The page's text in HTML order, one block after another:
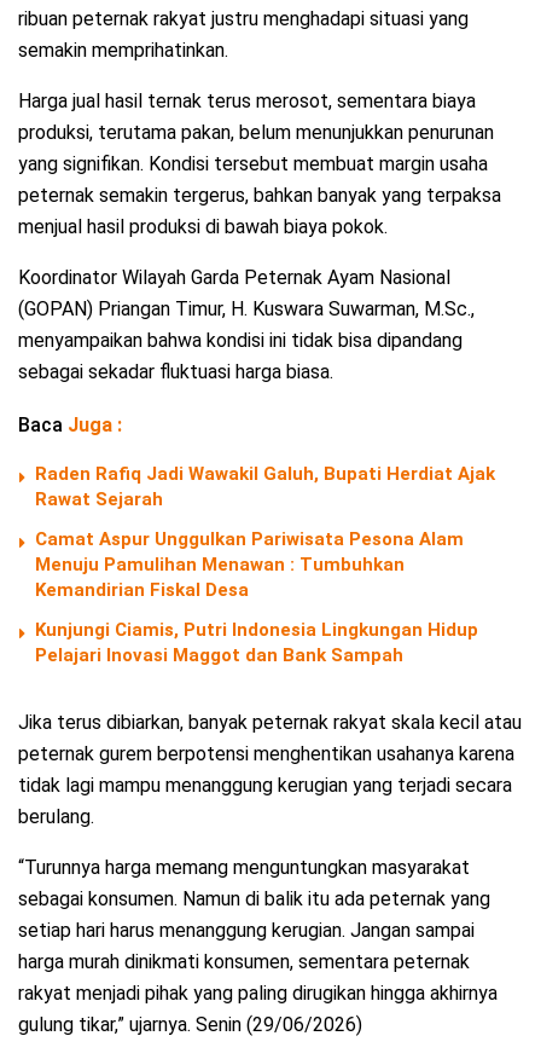
ribuan peternak rakyat justru menghadapi situasi yang
semakin memprihatinkan.
Harga jual hasil ternak terus merosot, sementara biaya
produksi, terutama pakan, belum menunjukkan penurunan
yang signifikan. Kondisi tersebut membuat margin usaha
peternak semakin tergerus, bahkan banyak yang terpaksa
menjual hasil produksi di bawah biaya pokok.
Koordinator Wilayah Garda Peternak Ayam Nasional
(GOPAN) Priangan Timur, H. Kuswara Suwarman, M.Sc.,
menyampaikan bahwa kondisi ini tidak bisa dipandang
sebagai sekadar fluktuasi harga biasa.
Baca Juga :
Raden Rafiq Jadi Wawakil Galuh, Bupati Herdiat Ajak
Rawat Sejarah
Camat Aspur Unggulkan Pariwisata Pesona Alam
Menuju Pamulihan Menawan : Tumbuhkan
Kemandirian Fiskal Desa
Kunjungi Ciamis, Putri Indonesia Lingkungan Hidup
Pelajari Inovasi Maggot dan Bank Sampah
Jika terus dibiarkan, banyak peternak rakyat skala kecil atau
peternak gurem berpotensi menghentikan usahanya karena
tidak lagi mampu menanggung kerugian yang terjadi secara
berulang.
“Turunnya harga memang menguntungkan masyarakat
sebagai konsumen. Namun di balik itu ada peternak yang
setiap hari harus menanggung kerugian. Jangan sampai
harga murah dinikmati konsumen, sementara peternak
rakyat menjadi pihak yang paling dirugikan hingga akhirnya
gulung tikar,” ujarnya. Senin (29/06/2026)